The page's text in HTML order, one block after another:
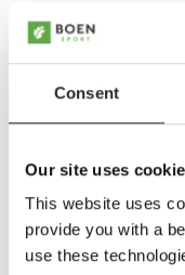
Consent
Our site uses
This website uses
provide you with a
use these